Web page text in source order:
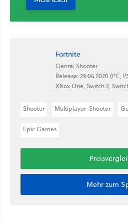
Fortnite
Genre: Shooter
Release: 29.06.2020 (PC,
Xbox One, Switch 2,
Shooter Multiplayer-Shooter
Epic Games
Mehr zum